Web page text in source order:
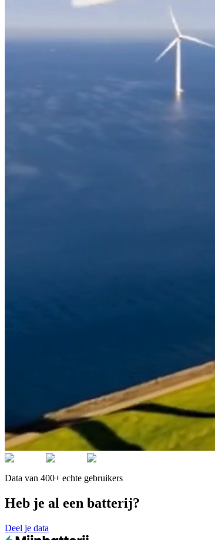
Data van 400+ echte gebruikers
Heb je al een batterij?
Deel je data